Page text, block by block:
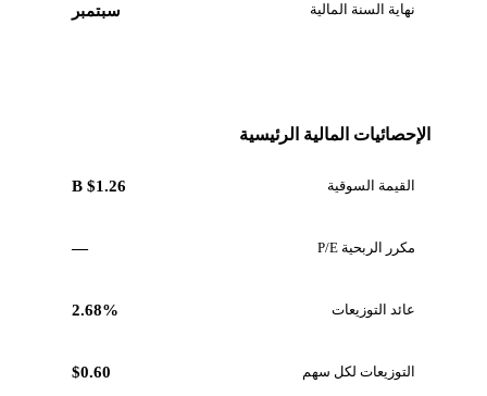
نهاية السنة المالية سبتمبر
الإحصائيات المالية الرئيسية
القيمة السوقية $1.26 B
مكرر الربحية P/E —
عائد التوزيعات 2.68%
التوزيعات لكل سهم $0.60